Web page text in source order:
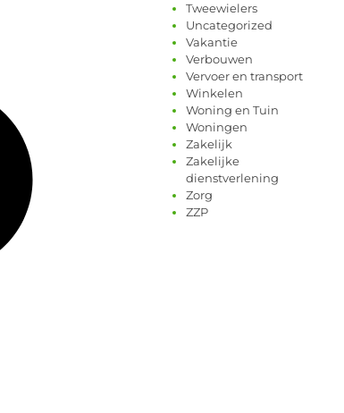
Tweewielers
Uncategorized
Vakantie
Verbouwen
Vervoer en transport
Winkelen
Woning en Tuin
Woningen
Zakelijk
Zakelijke
dienstverlening
Zorg
ZZP